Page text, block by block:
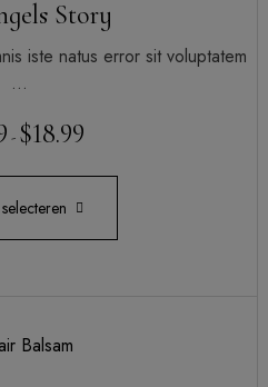
uit 5
Story
iste natus error sit voluptatem
…
- $18.99